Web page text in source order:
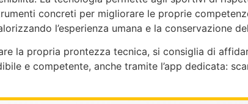
concreti per migliorare le proprie
l’esperienza umana e la conservazione
la propria prontezza tecnica, si consiglia di
e competente, anche tramite l’app dedicata: